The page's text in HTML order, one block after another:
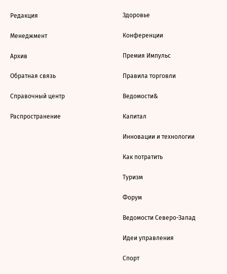
Редакция
Менеджмент
Архив
Обратная связь
Справочный центр
Распространение
Здоровье
Конференции
Премия Импульс
Правила торговли
Ведомости&
Капитал
Инновации и технологии
Как потратить
Туризм
Форум
Ведомости Северо-Запад
Идеи управления
Спорт